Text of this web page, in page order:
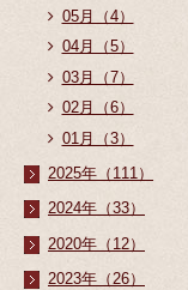
05月（4）
04月（5）
03月（7）
02月（6）
01月（3）
2025年（111）
2024年（33）
2020年（12）
2023年（26）